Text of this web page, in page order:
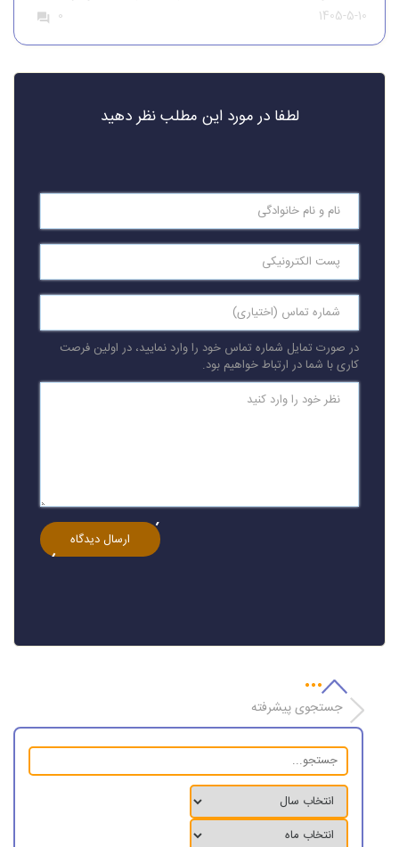
قطعات یدکی همواره از تقاضای قابل‌توجهی برخوردار بوده است. افرادی
که قصد واردات قطعات یدکی خودرو را دارند، باید […]
1405-5-10
0
لطفا در مورد این مطلب نظر دهید
در صورت تمایل شماره تماس خود را وارد نمایید، در اولین فرصت
کاری با شما در ارتباط خواهیم بود.
جستجوی پیشرفته